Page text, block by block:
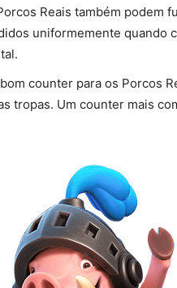
Reais também podem
uniformemente quando
counter para os Porcos
tropas. Um counter mais